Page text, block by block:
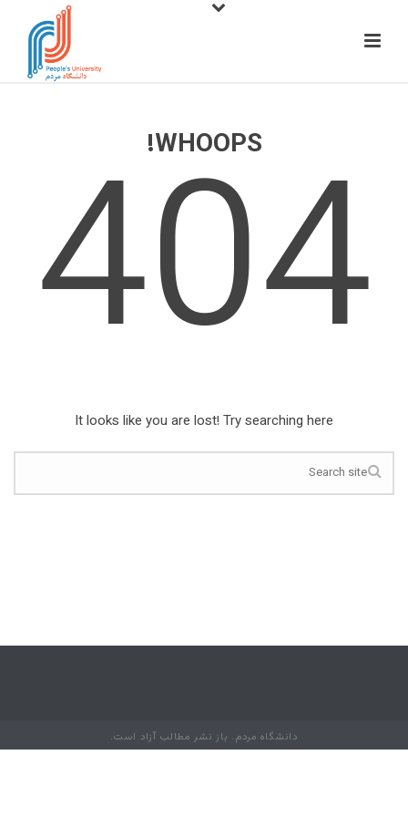
WHOOPS!
404
It looks like you are lost! Try searching here
دانشگاه مردم. باز نشر مطالب آزاد است.